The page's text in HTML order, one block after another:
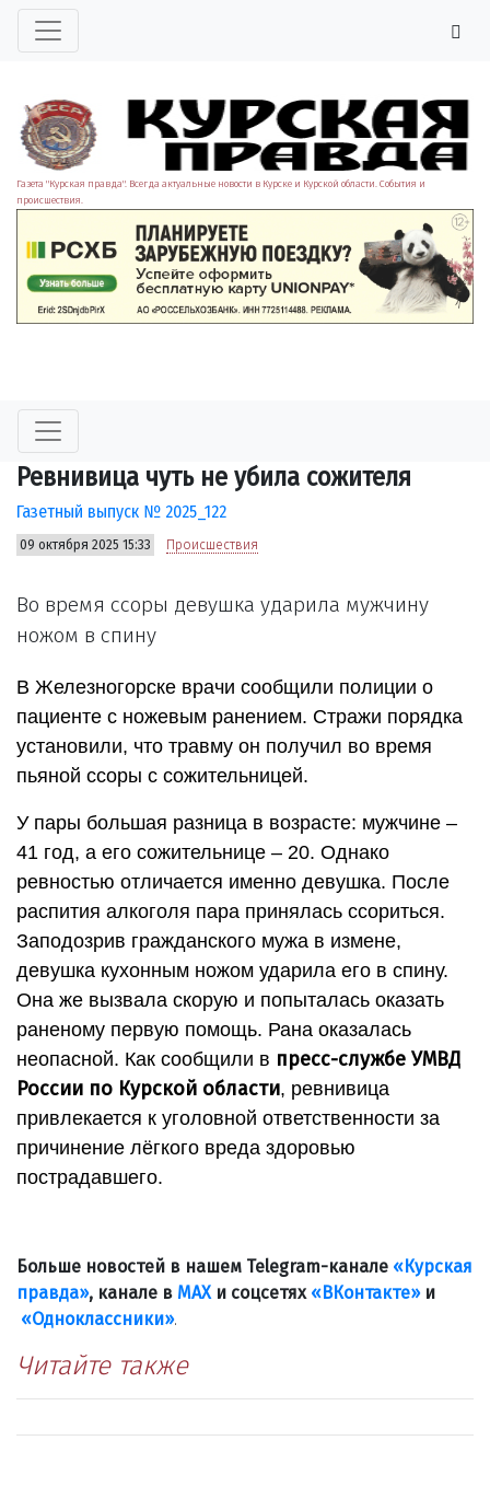
Газета "Курская правда". Всегда актуальные новости в Курске и Курской области. События и
происшествия.
Ревнивица чуть не убила сожителя
Газетный выпуск № 2025_122
09 октября 2025 15:33 Происшествия
Во время ссоры девушка ударила мужчину
ножом в спину
В Железногорске врачи сообщили полиции о
пациенте с ножевым ранением. Стражи порядка
установили, что травму он получил во время
пьяной ссоры с сожительницей.
У пары большая разница в возрасте: мужчине –
41 год, а его сожительнице – 20. Однако
ревностью отличается именно девушка. После
распития алкоголя пара принялась ссориться.
Заподозрив гражданского мужа в измене,
девушка кухонным ножом ударила его в спину.
Она же вызвала скорую и попыталась оказать
раненому первую помощь. Рана оказалась
неопасной. Как сообщили в пресс-службе УМВД
России по Курской области, ревнивица
привлекается к уголовной ответственности за
причинение лёгкого вреда здоровью
пострадавшего.
Больше новостей в нашем Telegram-канале «Курская
правда», канале в МАХи соцсетях «ВКонтакте»и
«Одноклассники».
Читайте также